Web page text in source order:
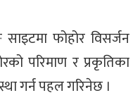
फोहोर विसर्जन
परिमाण र प्रकृतिका
गर्न पहल गरिनेछ ।